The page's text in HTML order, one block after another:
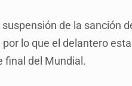
de la sanción
lo que el delantero
final del Mundial.